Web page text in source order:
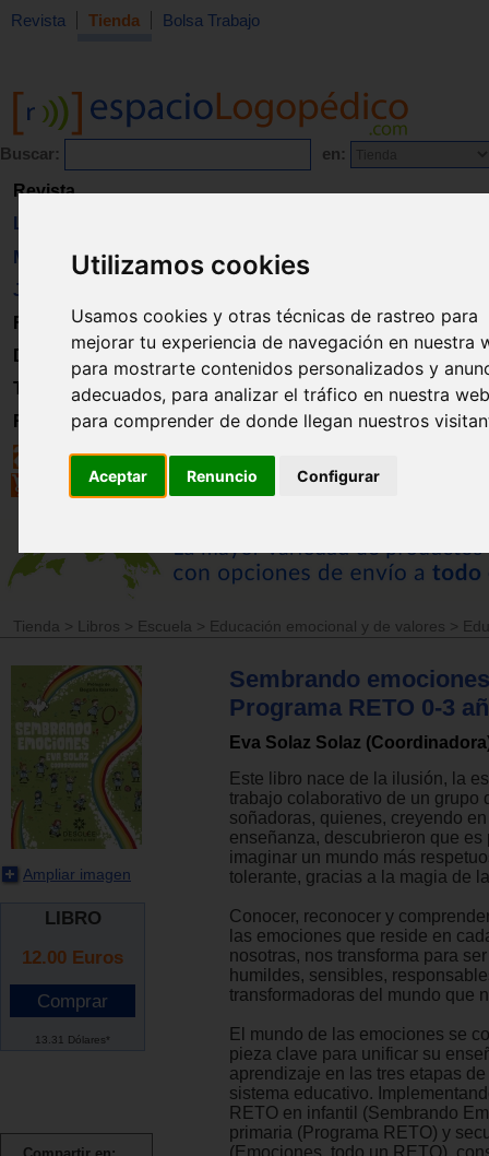
Utilizamos cookies
Usamos cookies y otras técnicas de rastreo para
mejorar tu experiencia de navegación en nuestra
para mostrarte contenidos personalizados y
adecuados, para analizar el tráfico en nuestra
para comprender de donde llegan nuestros
Aceptar Renuncio Configurar
Revista Tienda Bolsa Trabajo
Buscar: en:
Revista
Libros
Material
Juguetes
Formación
Directorio
Trabajo
Registro
Tienda > Libros > Escuela > Educación emocional y de valores >
Ampliar imagen
LIBRO
12.00 Euros
13.31 Dólares*
Sembrando
Programa RETO 0-3
Eva Solaz Solaz
Este libro nace de la ilusión, la
trabajo colaborativo de un grupo
soñadoras, quienes, creyendo
enseñanza, descubrieron que es
imaginar un mundo más
tolerante, gracias a la magia de
Conocer, reconocer y
las emociones que reside en
nosotras, nos transforma para
humildes, sensibles,
transformadoras del mundo que
El mundo de las emociones se
pieza clave para unificar su
aprendizaje en las tres etapas
sistema educativo.
RETO en infantil (Sembrando
primaria (Programa RETO) y